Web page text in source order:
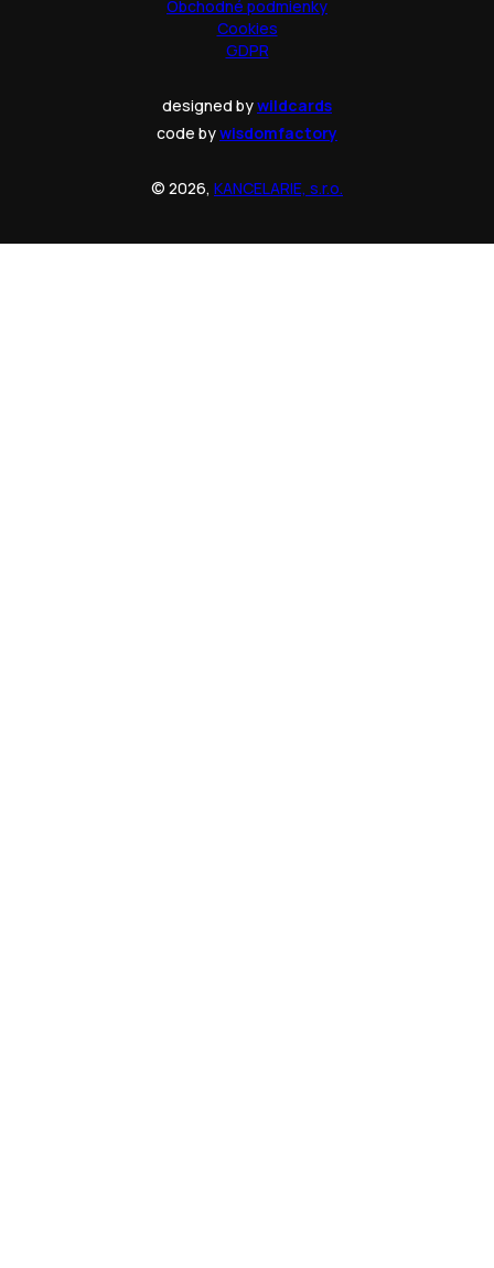
Obchodné podmienky
Cookies
GDPR
designed bywildcards
code bywisdomfactory
© 2026, KANCELARIE, s.r.o.